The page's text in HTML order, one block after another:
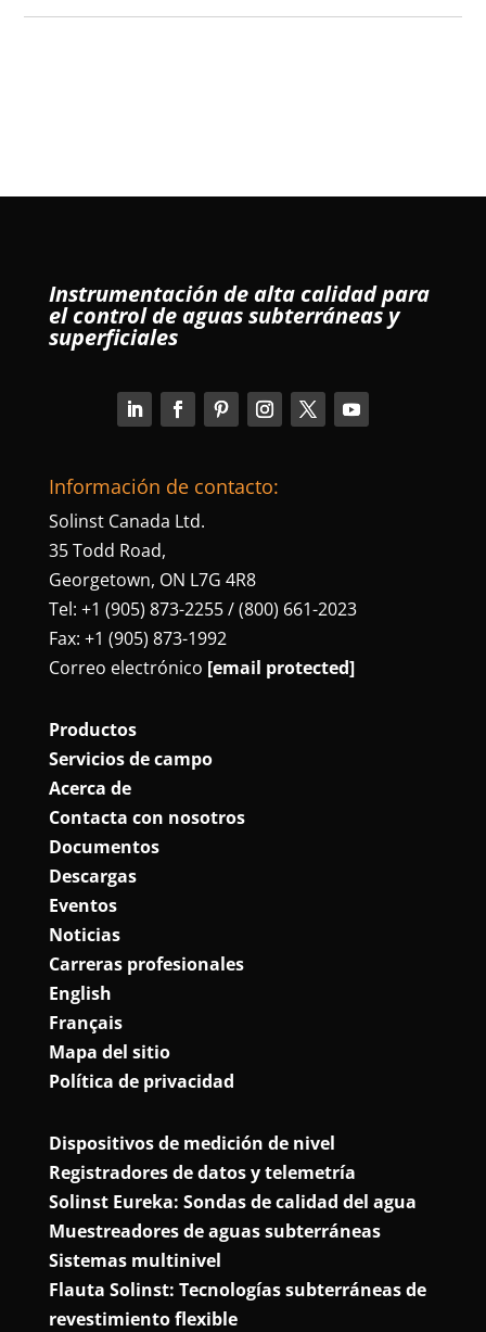
Instrumentación de alta calidad para
el control de aguas subterráneas y
superficiales
Información de contacto:
Solinst Canada Ltd.
35 Todd Road,
Georgetown, ON L7G 4R8
Tel: +1 (905) 873-2255 / (800) 661-2023
Fax: +1 (905) 873-1992
Correo electrónico [email protected]
Productos
Servicios de campo
Acerca de
Contacta con nosotros
Documentos
Descargas
Eventos
Noticias
Carreras profesionales
English
Français
Mapa del sitio
Política de privacidad
Dispositivos de medición de nivel
Registradores de datos y telemetría
Solinst Eureka: Sondas de calidad del agua
Muestreadores de aguas subterráneas
Sistemas multinivel
Flauta Solinst: Tecnologías subterráneas de
revestimiento flexible